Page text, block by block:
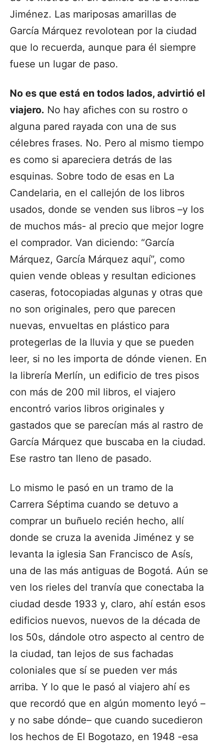
Jiménez. Las mariposas amarillas de
García Márquez revolotean por la ciudad
que lo recuerda, aunque para él siempre
fuese un lugar de paso.
No es que está en todos lados, advirtió el
viajero. No hay afiches con su rostro o
alguna pared rayada con una de sus
célebres frases. No. Pero al mismo tiempo
es como si apareciera detrás de las
esquinas. Sobre todo de esas en La
Candelaria, en el callejón de los libros
usados, donde se venden sus libros –y los
de muchos más- al precio que mejor logre
el comprador. Van diciendo: “García
Márquez, García Márquez aquí”, como
quien vende obleas y resultan ediciones
caseras, fotocopiadas algunas y otras que
no son originales, pero que parecen
nuevas, envueltas en plástico para
protegerlas de la lluvia y que se pueden
leer, si no les importa de dónde vienen. En
la librería Merlín, un edificio de tres pisos
con más de 200 mil libros, el viajero
encontró varios libros originales y
gastados que se parecían más al rastro de
García Márquez que buscaba en la ciudad.
Ese rastro tan lleno de pasado.
Lo mismo le pasó en un tramo de la
Carrera Séptima cuando se detuvo a
comprar un buñuelo recién hecho, allí
donde se cruza la avenida Jiménez y se
levanta la iglesia San Francisco de Asís,
una de las más antiguas de Bogotá. Aún se
ven los rieles del tranvía que conectaba la
ciudad desde 1933 y, claro, ahí están esos
edificios nuevos, nuevos de la década de
los 50s, dándole otro aspecto al centro de
la ciudad, tan lejos de sus fachadas
coloniales que sí se pueden ver más
arriba. Y lo que le pasó al viajero ahí es
que recordó que en algún momento leyó –
y no sabe dónde– que cuando sucedieron
los hechos de El Bogotazo, en 1948 -esa